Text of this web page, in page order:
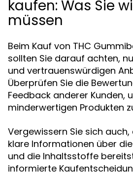
kaufen: Was Sie
müssen
Beim Kauf von THC
sollten Sie darauf achten,
und vertrauenswürdigen
Überprüfen Sie die
Feedback anderer Kunden,
minderwertigen Produkten
Vergewissern Sie sich
klare Informationen über
und die Inhaltsstoffe
informierte